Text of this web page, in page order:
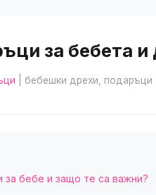
за бебета и
| бебешки дрехи, подаръци
бебе и защо те са важни?